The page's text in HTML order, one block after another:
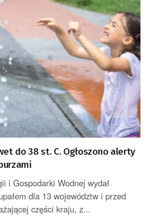
do 38 st. C. Ogłoszono alerty
i Gospodarki Wodnej wydał
dla 13 województw i przed
części kraju, z...